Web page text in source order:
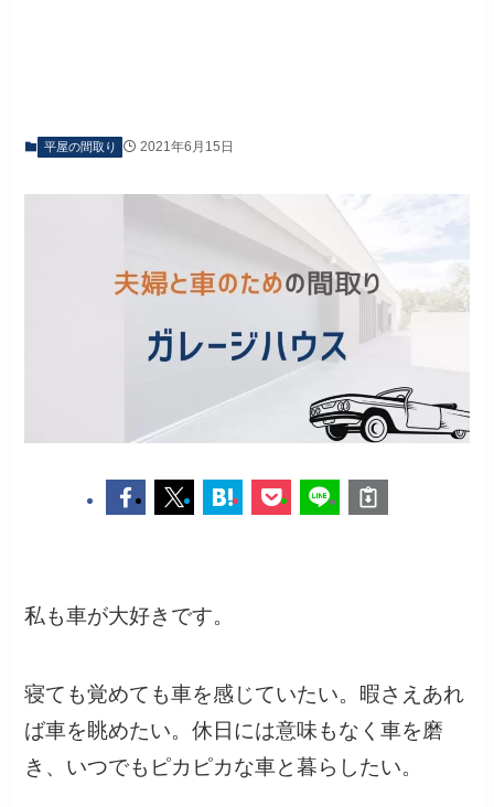
平屋の間取り 2021年6月15日
私も車が大好きです。
寝ても覚めても車を感じていたい。暇さえあれ
ば車を眺めたい。休日には意味もなく車を磨
き、いつでもピカピカな車と暮らしたい。